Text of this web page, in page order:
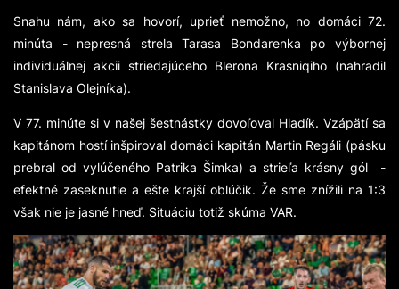
Snahu nám, ako sa hovorí, uprieť nemožno, no domáci 72.
minúta - nepresná strela Tarasa Bondarenka po výbornej
individuálnej akcii striedajúceho Blerona Krasniqiho (nahradil
Stanislava Olejníka).
V 77. minúte si v našej šestnástky dovoľoval Hladík. Vzápätí sa
kapitánom hostí inšpiroval domáci kapitán Martin Regáli (pásku
prebral od vylúčeného Patrika Šimka) a strieľa krásny gól -
efektné zaseknutie a ešte krajší oblúčik. Že sme znížili na 1:3
však nie je jasné hneď. Situáciu totiž skúma VAR.